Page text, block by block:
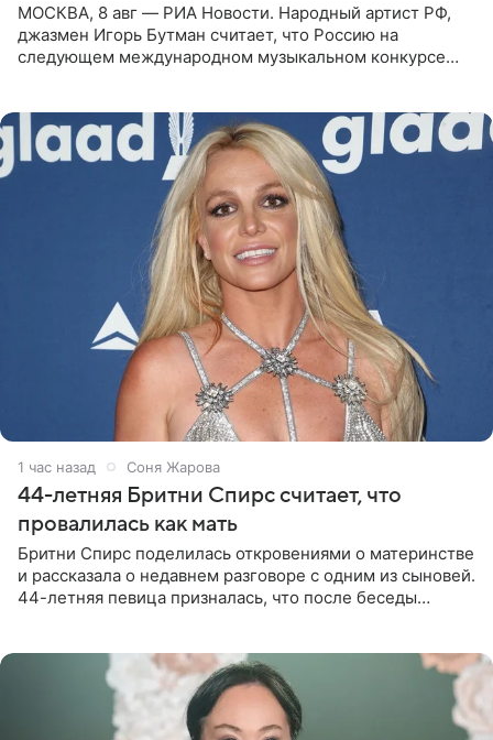
МОСКВА, 8 авг — РИА Новости. Народный артист РФ,
джазмен Игорь Бутман считает, что Россию на
следующем международном музыкальном конкурсе
1 час назад Соня Жарова
44-летняя Бритни Спирс считает, что
провалилась как мать
Бритни Спирс поделилась откровениями о материнстве
и рассказала о недавнем разговоре с одним из сыновей.
44-летняя певица призналась, что после беседы